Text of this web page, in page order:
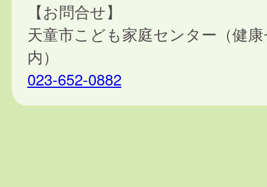
【お問合せ】
天童市こども家庭センター（健
内）
023-652-0882